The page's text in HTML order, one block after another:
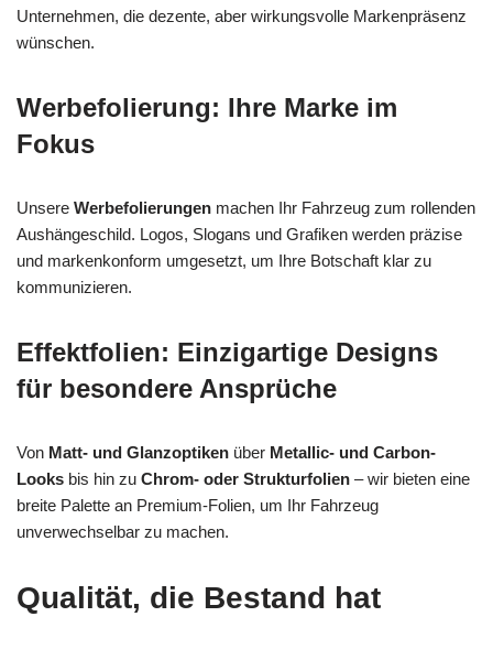
Unternehmen, die dezente, aber wirkungsvolle Markenpräsenz
wünschen.
Werbefolierung: Ihre Marke im
Fokus
Unsere Werbefolierungen machen Ihr Fahrzeug zum rollenden
Aushängeschild. Logos, Slogans und Grafiken werden präzise
und markenkonform umgesetzt, um Ihre Botschaft klar zu
kommunizieren.
Effektfolien: Einzigartige Designs
für besondere Ansprüche
Von Matt- und Glanzoptiken über Metallic- und Carbon-
Looks bis hin zu Chrom- oder Strukturfolien – wir bieten eine
breite Palette an Premium-Folien, um Ihr Fahrzeug
unverwechselbar zu machen.
Qualität, die Bestand hat